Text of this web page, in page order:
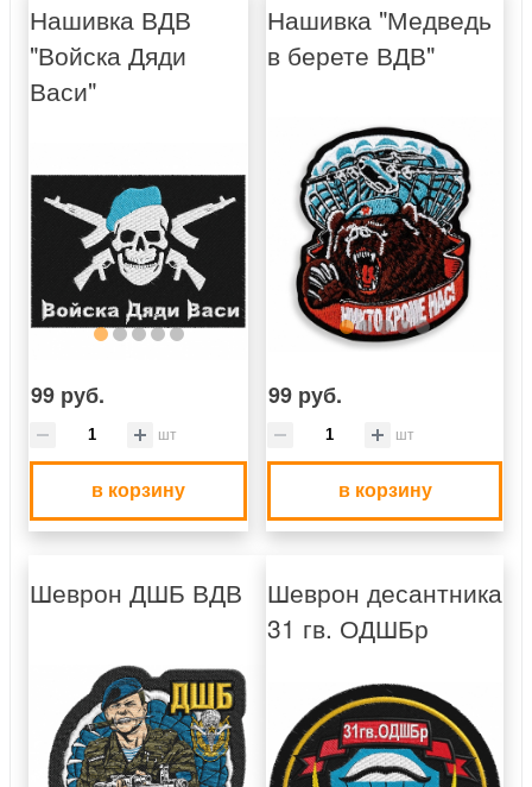
Нашивка ВДВ
"Войска Дяди
Васи"
99 руб.
шт
в корзину
Нашивка "Медведь
в берете ВДВ"
99 руб.
шт
в корзину
Шеврон ДШБ ВДВ
Шеврон десантника
31 гв. ОДШБр